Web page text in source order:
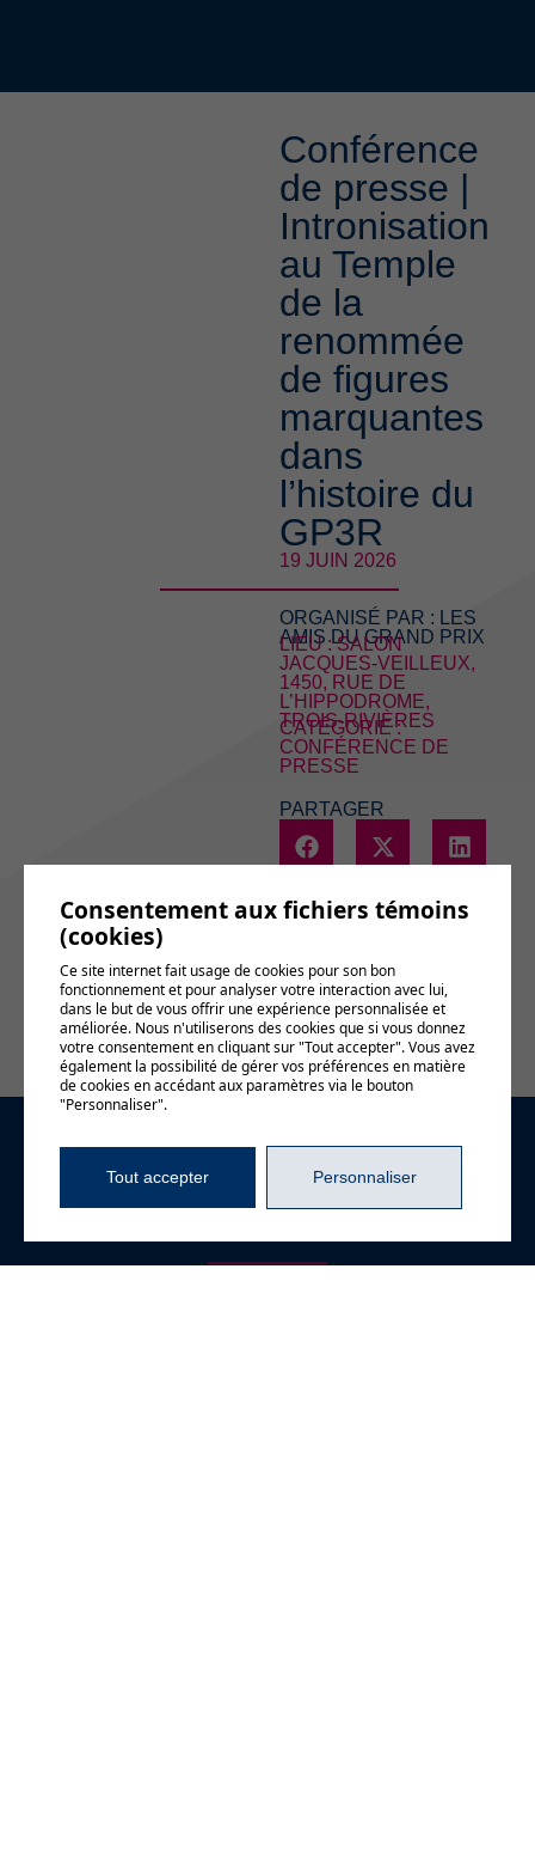
Conférence
de presse |
Intronisation
au Temple
de la
renommée
de figures
marquantes
dans
l’histoire du
GP3R
19 JUIN 2026
ORGANISÉ PAR :
LES
AMIS DU GRAND PRIX
LIEU : SALON
JACQUES-VEILLEUX,
1450, RUE DE
L’HIPPODROME,
TROIS-RIVIÈRES
CATÉGORIE :
CONFÉRENCE DE
PRESSE
PARTAGER
Voir le
calendrier
complet
Demande
d'information
Consentement aux fichiers témoins
(cookies)
Ce site internet fait usage de cookies pour son bon
fonctionnement et pour analyser votre interaction avec lui,
dans le but de vous offrir une expérience personnalisée et
améliorée. Nous n'utiliserons des cookies que si vous donnez
votre consentement en cliquant sur "Tout accepter". Vous avez
également la possibilité de gérer vos préférences en matière
de cookies en accédant aux paramètres via le bouton
"Personnaliser".
Tout accepter Personnaliser